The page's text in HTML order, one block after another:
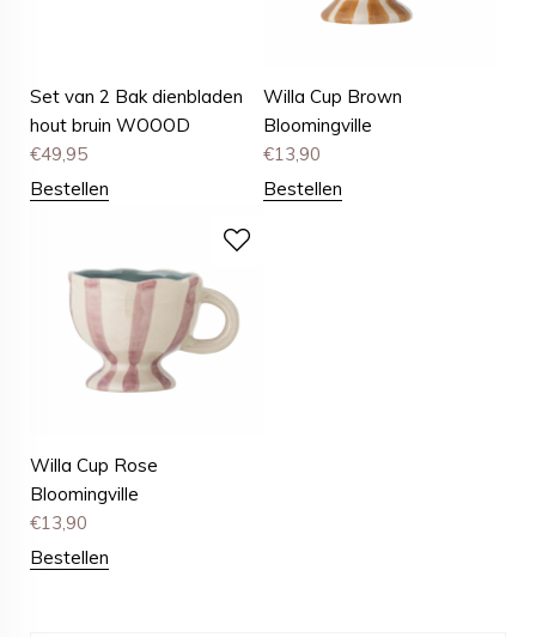
Set van 2 Bak dienbladen
hout bruin WOOOD
€49,95
Bestellen
Willa Cup Brown
Bloomingville
€13,90
Bestellen
Willa Cup Rose
Bloomingville
€13,90
Bestellen